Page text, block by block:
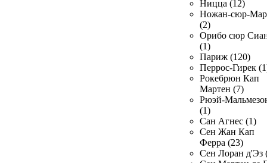
Ницца (12)
Ножан-сюр-
(2)
Орибо сюр
(1)
Париж (120)
Перрос-Гирек
Рокебрюн Кап
Мартен (7)
Рюэй-
(1)
Сан Агнес (1)
Сен Жан Кап
Ферра (23)
Сен Лоран д'Эз